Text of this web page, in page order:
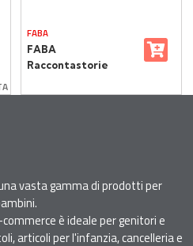
FABA
FABA
Raccontastorie
Personaggio Sonoro
vasta gamma di prodotti per
è ideale per genitori e
articoli per l'infanzia, cancelleria e